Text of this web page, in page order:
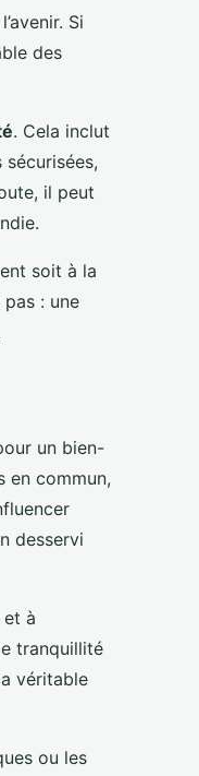
Si
des
. Cela inclut
il peut
soit à la
: une
un bien-
en commun,
desservi
à
tranquillité
véritable
ou les